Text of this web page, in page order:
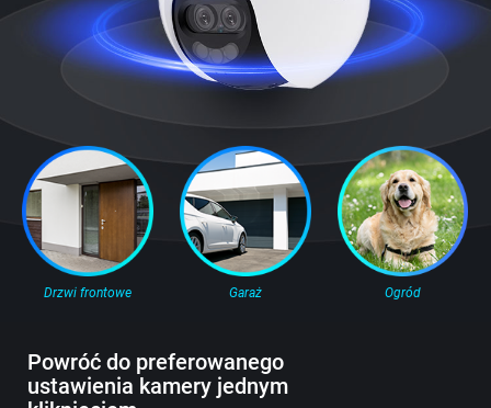
Drzwi frontowe Garaż Ogród
Powróć do preferowanego
ustawienia kamery jednym